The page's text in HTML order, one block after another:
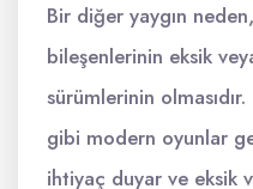
Bir diğer yaygın
bileşenlerinin eksik
sürümlerinin
gibi modern oyunlar
ihtiyaç duyar ve eksik